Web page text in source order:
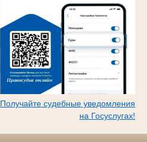
Получайте судебные уведомления
на Госуслугах!